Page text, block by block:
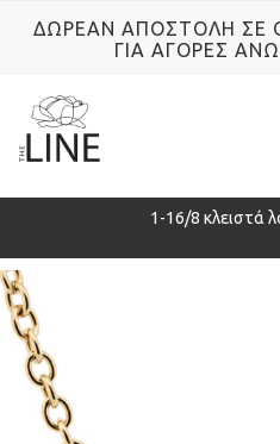
ΔΩΡΕΑΝ ΑΠΟΣΤΟΛΗ ΣΕ
ΓΙΑ ΑΓΟΡΕΣ
1-16/8 κλειστά